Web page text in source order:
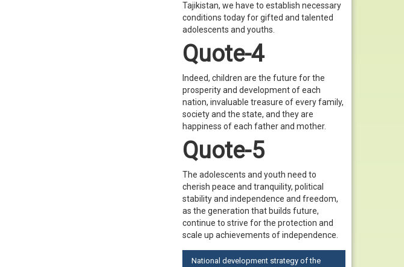
Tajikistan, we have to establish necessary
conditions today for gifted and talented
adolescents and youths.
Quote-4
Indeed, children are the future for the
prosperity and development of each
nation, invaluable treasure of every family,
society and the state, and they are
happiness of each father and mother.
Quote-5
The adolescents and youth need to
cherish peace and tranquility, political
stability and independence and freedom,
as the generation that builds future,
continue to strive for the protection and
scale up achievements of independence.
National development strategy of the